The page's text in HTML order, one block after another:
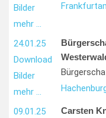
Bilder
mehr …
Frankfurt
24.01.25
Download
Bilder
mehr …
09.01.25
Carsten